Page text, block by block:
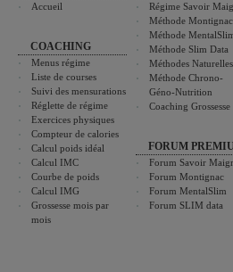
Accueil
COACHING
Menus régime
Liste de courses
Suivi des mensurations
Réglette de régime
Exercices physiques
Compteur de calories
Calcul poids idéal
Calcul IMC
Courbe de poids
Calcul IMG
Grossesse mois par
mois
Régime Savoir
Méthode Montignac
Méthode
Méthode Slim Data
Méthodes Naturelles
Méthode Chrono-
Géno-Nutrition
Coaching Grossesse
FORUM
Forum Savoir
Forum Montignac
Forum MentalSlim
Forum SLIM data